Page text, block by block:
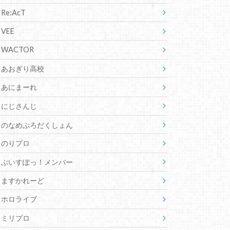
Re:AcT
VEE
WACTOR
あおぎり高校
あにまーれ
にじさんじ
のなめぷろだくしょん
のりプロ
ぶいすぽっ！メンバー
ますかれーど
ホロライブ
ミリプロ